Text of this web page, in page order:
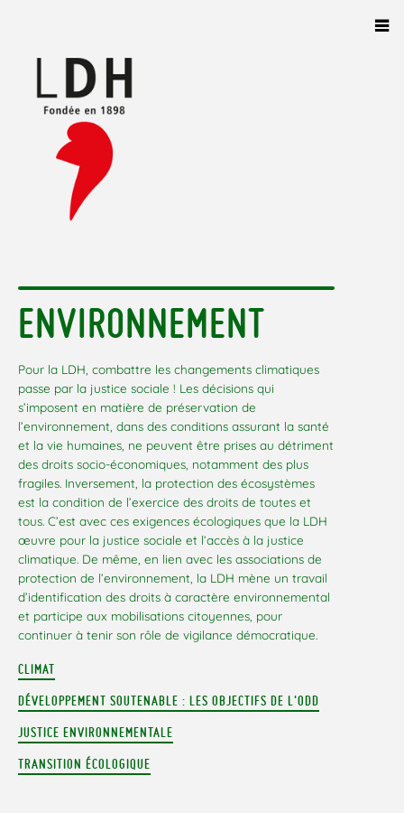
ENVIRONNEMENT
Pour la LDH, combattre les changements climatiques
passe par la justice sociale ! Les décisions qui
s’imposent en matière de préservation de
l’environnement, dans des conditions assurant la santé
et la vie humaines, ne peuvent être prises au détriment
des droits socio-économiques, notamment des plus
fragiles. Inversement, la protection des écosystèmes
est la condition de l’exercice des droits de toutes et
tous. C’est avec ces exigences écologiques que la LDH
œuvre pour la justice sociale et l’accès à la justice
climatique. De même, en lien avec les associations de
protection de l’environnement, la LDH mène un travail
d’identification des droits à caractère environnemental
et participe aux mobilisations citoyennes, pour
continuer à tenir son rôle de vigilance démocratique.
CLIMAT
DÉVELOPPEMENT SOUTENABLE : LES OBJECTIFS DE L'ODD
JUSTICE ENVIRONNEMENTALE
TRANSITION ÉCOLOGIQUE